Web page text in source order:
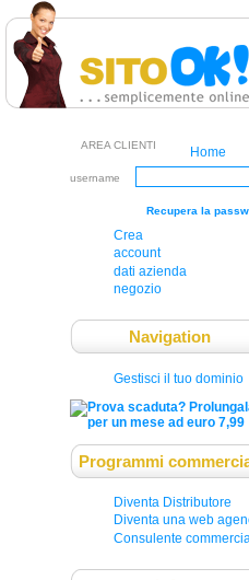
AREA CLIENTI
username
Recupera la
Home
Crea
account
dati azienda
negozio
Navigation
Gestisci il tuo dominio
Programmi
Diventa Distributore
Diventa una web
Consulente